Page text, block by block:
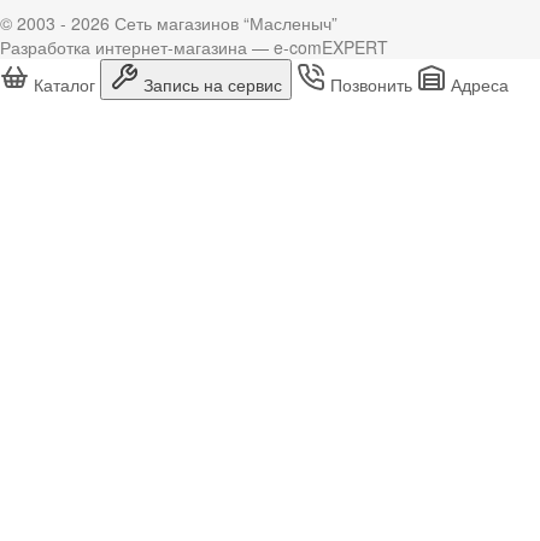
© 2003 - 2026 Сеть магазинов “Масленыч”
Разработка интернет-магазина — e-comEXPERT
Каталог
Запись на сервис Позвонить Адреса